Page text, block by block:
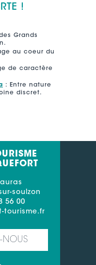
!
Grands
au coeur du
de caractère
: Entre nature
discret.
soulzon
56 00
tourisme.fr
NOUS